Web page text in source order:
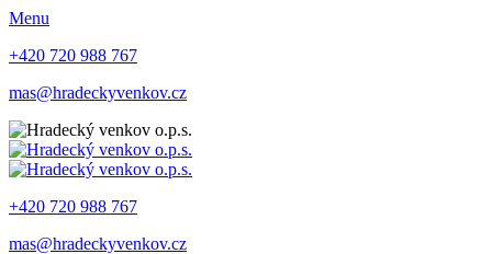
Menu
+420 720 988 767
mas@hradeckyvenkov.cz
+420 720 988 767
mas@hradeckyvenkov.cz